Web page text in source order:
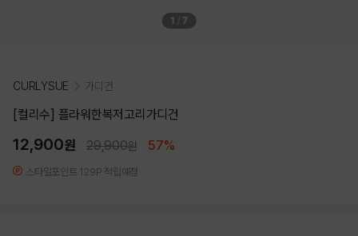
1 7
CURLYSUE 가디건
[컬리수] 플라워한복저고리가디건
12,900원 29,900원 57%
스타일포인트 129P 적립예정